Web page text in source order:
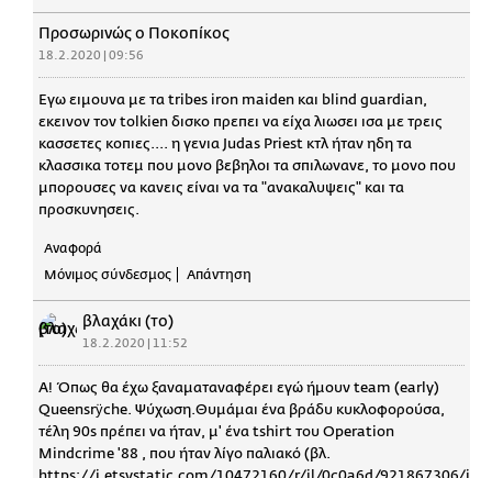
Προσωρινώς ο Ποκοπίκος
18.2.2020 | 09:56
Εγω ειμουνα με τα tribes iron maiden και blind guardian,
εκεινον τον tolkien δισκο πρεπει να είχα λιωσει ισα με τρεις
κασσετες κοπιες.... η γενια Judas Priest κτλ ήταν ηδη τα
κλασσικα τοτεμ που μονο βεβηλοι τα σπιλωνανε, το μονο που
μπορουσες να κανεις είναι να τα "ανακαλυψεις" και τα
προσκυνησεις.
Αναφορά
Μόνιμος σύνδεσμος
Απάντηση
βλαχάκι (το)
18.2.2020 | 11:52
Α! Όπως θα έχω ξαναματαναφέρει εγώ ήμουν team (early)
Queensrÿche. Ψύχωση.Θυμάμαι ένα βράδυ κυκλοφορούσα,
τέλη 90s πρέπει να ήταν, μ' ένα tshirt του Οperation
Mindcrime '88 , που ήταν λίγο παλιακό (βλ.